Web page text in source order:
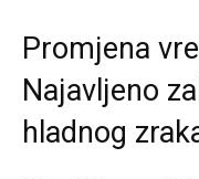
Promjena
Najavljeno
hladnog